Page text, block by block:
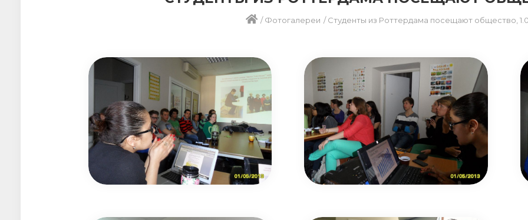
/Фотогалереи /Студенты из Роттердама посещают общество,